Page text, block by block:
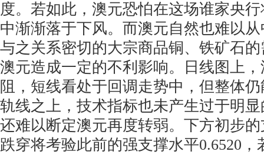
度。若如此，澳元恐怕在这场谁家央
中渐渐落于下风。而澳元自然也难以
与之关系密切的大宗商品铜、铁矿石
澳元造成一定的不利影响。日线图上
阻，短线看处于回调走势中，但整体
轨线之上，技术指标也未产生过于明
还难以断定澳元再度转弱。下方初步的
跌穿将考验此前的强支撑水平0.6520